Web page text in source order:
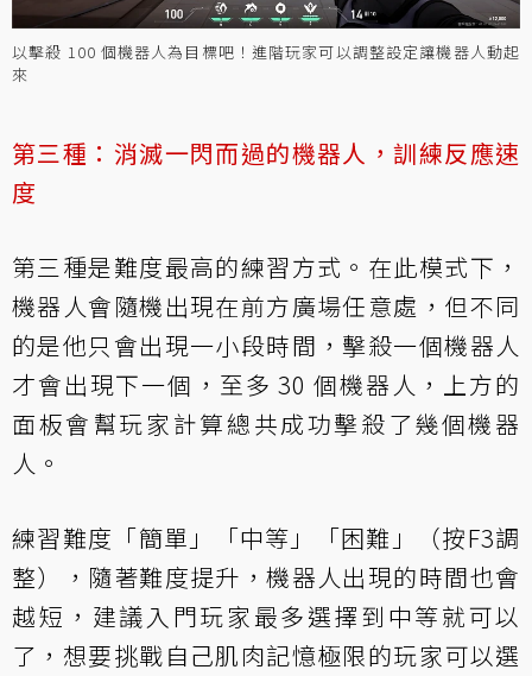
以擊殺 100 個機器人為目標吧！進階玩家可以調整設定讓機器人動起
來
第三種：消滅一閃而過的機器人，訓練反應速
度
第三種是難度最高的練習方式。在此模式下，
機器人會隨機出現在前方廣場任意處，但不同
的是他只會出現一小段時間，擊殺一個機器人
才會出現下一個，至多 30 個機器人，上方的
面板會幫玩家計算總共成功擊殺了幾個機器
人。
練習難度「簡單」「中等」「困難」（按F3調
整），隨著難度提升，機器人出現的時間也會
越短，建議入門玩家最多選擇到中等就可以
了，想要挑戰自己肌肉記憶極限的玩家可以選